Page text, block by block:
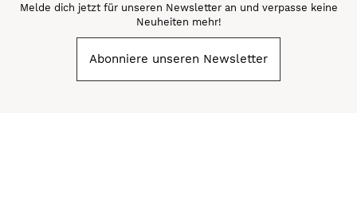
Melde dich jetzt für unseren Newsletter an und verpasse keine
Neuheiten mehr!
Abonniere unseren Newsletter